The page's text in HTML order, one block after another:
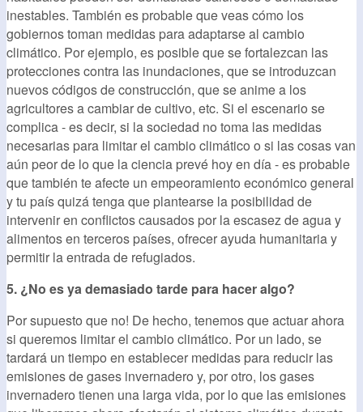
inestables. También es probable que veas cómo los
gobiernos toman medidas para adaptarse al cambio
climático. Por ejemplo, es posible que se fortalezcan las
protecciones contra las inundaciones, que se introduzcan
nuevos códigos de construcción, que se anime a los
agricultores a cambiar de cultivo, etc. Si el escenario se
complica - es decir, si la sociedad no toma las medidas
necesarias para limitar el cambio climático o si las cosas van
aún peor de lo que la ciencia prevé hoy en día - es probable
que también te afecte un empeoramiento económico general
y tu país quizá tenga que plantearse la posibilidad de
intervenir en conflictos causados por la escasez de agua y
alimentos en terceros países, ofrecer ayuda humanitaria y
permitir la entrada de refugiados.
5. ¿No es ya demasiado tarde para hacer algo?
Por supuesto que no! De hecho, tenemos que actuar ahora
si queremos limitar el cambio climático. Por un lado, se
tardará un tiempo en establecer medidas para reducir las
emisiones de gases invernadero y, por otro, los gases
invernadero tienen una larga vida, por lo que las emisiones